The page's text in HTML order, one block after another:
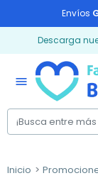
Envíos
Descarga
menu
Inicio